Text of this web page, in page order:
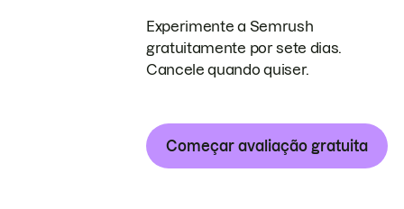
Experimente a Semrush
gratuitamente por sete dias.
Cancele quando quiser.
Começar avaliação gratuita